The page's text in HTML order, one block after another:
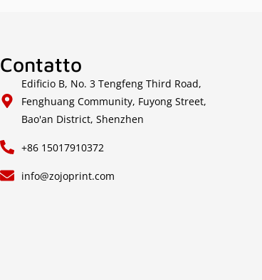
Contatto
Edificio B, No. 3 Tengfeng Third Road,
Fenghuang Community, Fuyong Street,
Bao'an District, Shenzhen
+86 15017910372
info@zojoprint.com